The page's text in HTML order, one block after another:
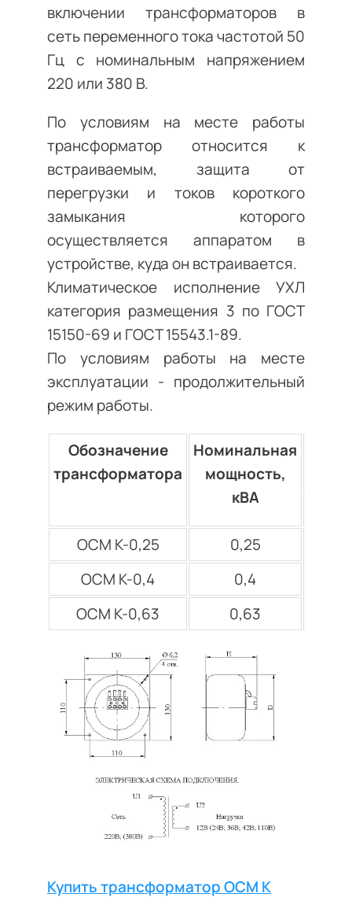
включении трансформаторов в
сеть переменного тока частотой 50
Гц с номинальным напряжением
220 или 380 В.
По условиям на месте работы
трансформатор относится к
встраиваемым, защита от
перегрузки и токов короткого
замыкания которого
осуществляется аппаратом в
устройстве, куда он встраивается.
Климатическое исполнение УХЛ
категория размещения 3 по ГОСТ
15150-69 и ГОСТ 15543.1-89.
По условиям работы на месте
эксплуатации - продолжительный
режим работы.
Обозначение
трансформатора
Номинальная
мощность,
кВА
ОСМ К-0,25
0,25
ОСМ К-0,4
0,4
ОСМ К-0,63
0,63
Купить трансформатор ОСМ К